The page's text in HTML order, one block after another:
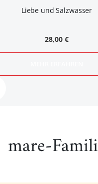
Liebe und Salzwasser
28,00 €
mare-